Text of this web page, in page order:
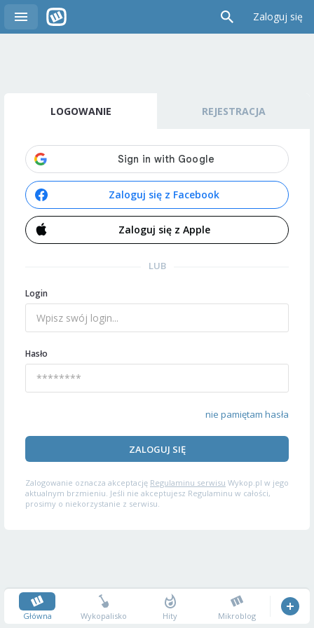
Zaloguj się
LOGOWANIE REJESTRACJA
Zaloguj się z Facebook
Zaloguj się z Apple
LUB
Login
Hasło
nie pamiętam hasła
ZALOGUJ SIĘ
Zalogowanie oznacza akceptację Regulaminu serwisu Wykop.pl w jego
aktualnym brzmieniu. Jeśli nie akceptujesz Regulaminu w całości,
prosimy o niekorzystanie z serwisu.
Główna Wykopalisko Hity Mikroblog